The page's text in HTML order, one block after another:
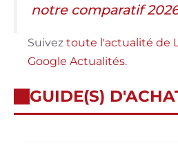
notre comparatif
Suivez toute l'actualité de
Google Actualités.
GUIDE(S)